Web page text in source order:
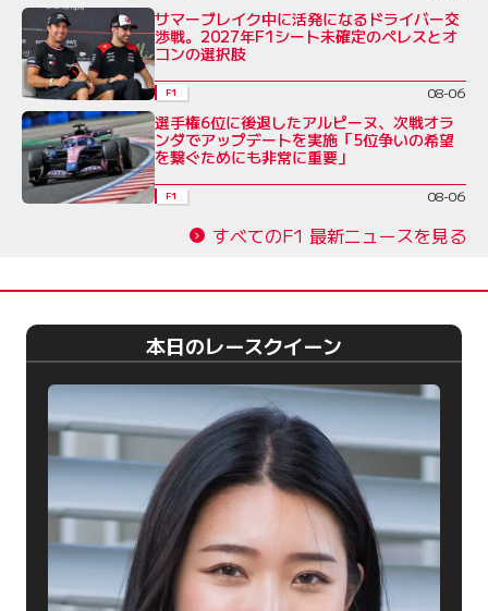
サマーブレイク中に活発になるドライバー交
渉戦。2027年F1シート未確定のペレスとオ
コンの選択肢
F1 08-06
選手権6位に後退したアルピーヌ、次戦オラ
ンダでアップデートを実施「5位争いの希望
を繋ぐためにも非常に重要」
F1 08-06
すべてのF1 最新ニュースを見る
本日のレースクイーン